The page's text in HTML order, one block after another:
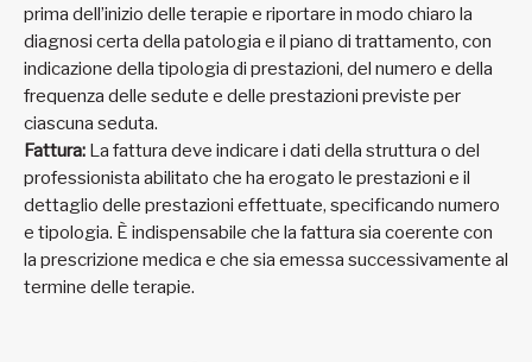
prima dell’inizio delle terapie e riportare in modo chiaro la
diagnosi certa della patologia e il piano di trattamento, con
indicazione della tipologia di prestazioni, del numero e della
frequenza delle sedute e delle prestazioni previste per
ciascuna seduta.
Fattura: La fattura deve indicare i dati della struttura o del
professionista abilitato che ha erogato le prestazioni e il
dettaglio delle prestazioni effettuate, specificando numero
e tipologia. È indispensabile che la fattura sia coerente con
la prescrizione medica e che sia emessa successivamente al
termine delle terapie.